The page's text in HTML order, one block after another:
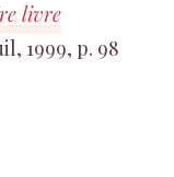
livre
1999, p. 98